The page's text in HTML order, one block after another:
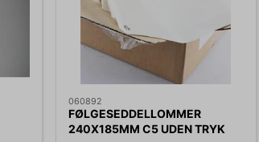
060892
FØLGESEDDELLOMMER
240X185MM C5 UDEN TRYK